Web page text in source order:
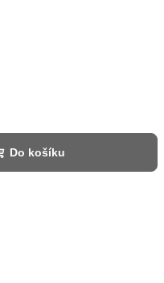
Do košíku